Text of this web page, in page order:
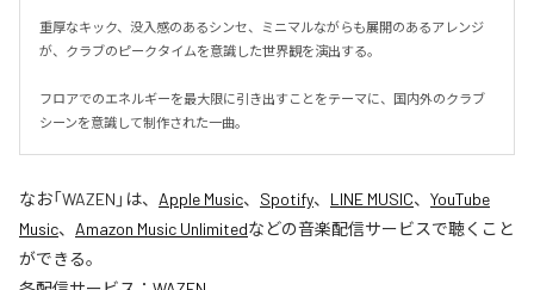
重厚なキック、没入感のあるシンセ、ミニマルながらも展開のあるアレンジ
が、クラブのピークタイムを意識した世界観を演出する。
フロアでのエネルギーを最大限に引き出すことをテーマに、国内外のクラブ
シーンを意識して制作された一曲。
なお「WAZEN 」は、 Apple Music、 Spotify、 LINE MUSIC、 YouTube
Music、 Amazon Music Unlimitedなどの音楽配信サービスで聴くこと
ができる。